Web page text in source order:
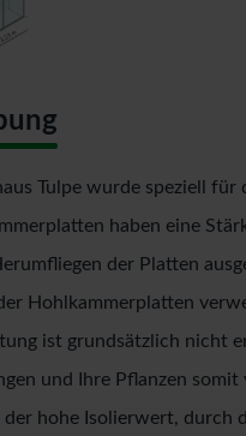
Tulpe wurde speziell
haben eine
der Platten
Hohlkammerplatten
ist grundsätzlich nicht
und Ihre Pflanzen
hohe Isolierwert, durch